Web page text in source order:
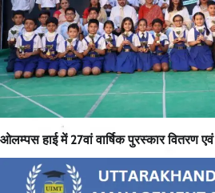
ओलम्पस हाई में 27वां वार्षिक पुरस्कार वितरण